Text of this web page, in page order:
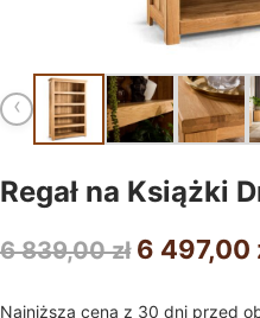
‹
Regał na Książki
6 839,00zł 6 497,00
Najniższa cena z 30 dni przed